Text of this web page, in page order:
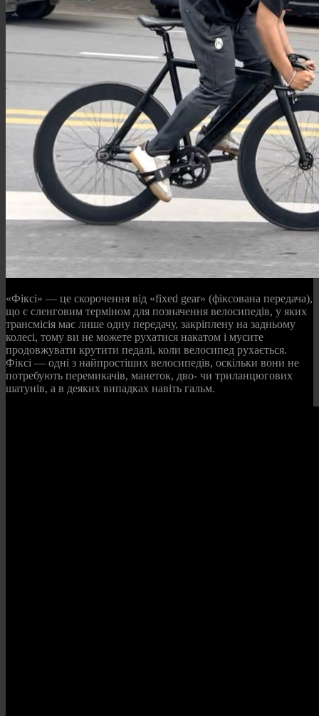
«Фіксі» — це скорочення від «fixed gear» (фіксована передача),
що є сленговим терміном для позначення велосипедів, у яких
трансмісія має лише одну передачу, закріплену на задньому
колесі, тому ви не можете рухатися накатом і мусите
продовжувати крутити педалі, коли велосипед рухається.
Фіксі — одні з найпростіших велосипедів, оскільки вони не
потребують перемикачів, манеток, дво- чи триланцюгових
шатунів, а в деяких випадках навіть гальм.